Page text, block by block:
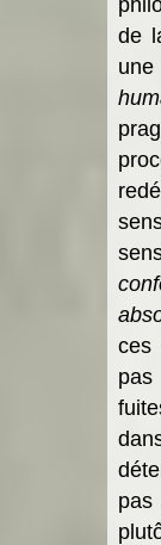
de
ces
pas